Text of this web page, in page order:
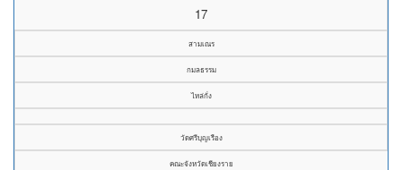
17
สามเณร
กมลธรรม
ไหล่กั่ง
วัดศรีบุญเรือง
คณะจังหวัดเชียงราย